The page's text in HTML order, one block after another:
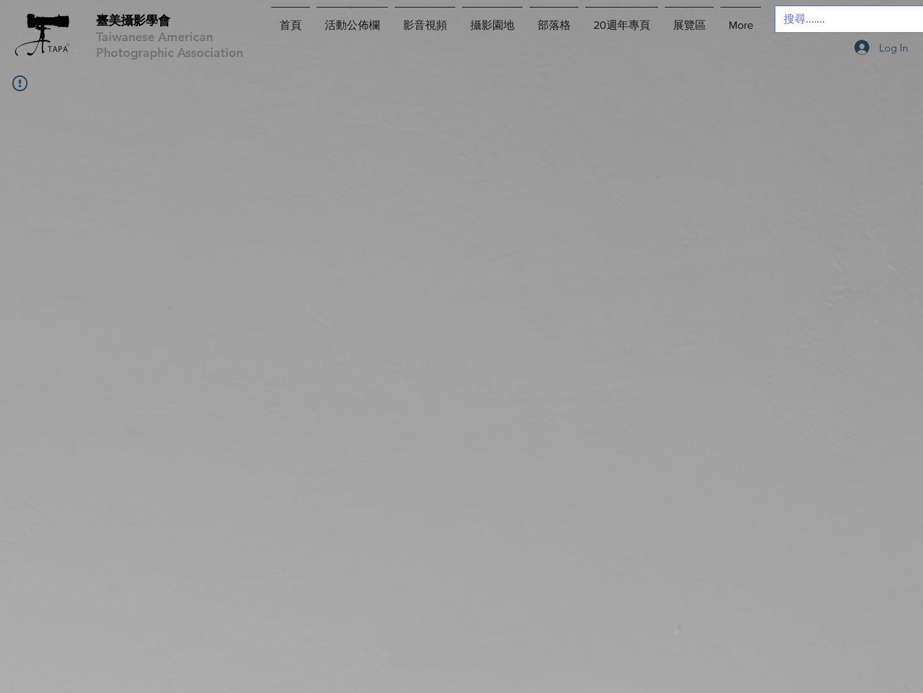
臺美攝影學會
Taiwanese American
Photographic Association
首頁 活動公佈欄 影音視頻 攝影園地 部落格 20週年專頁 展覽區 More
Log In